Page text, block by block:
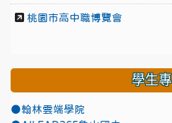
桃園市高中職博覽會
學生
●翰林雲端學院